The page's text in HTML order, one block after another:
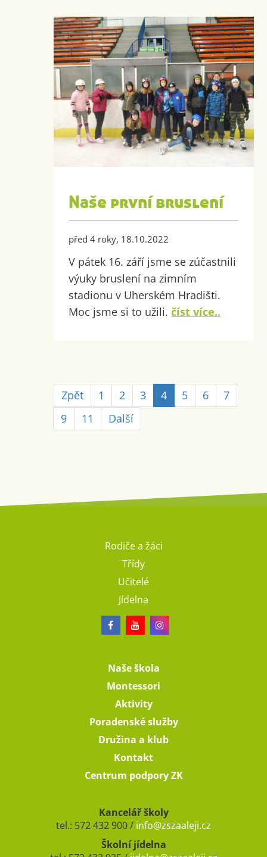
Naše první bruslení
před 4 roky, 18.10.2022
V pátek 16. září jsme se zúčastnili
výuky bruslení na zimním
stadionu v Uherském Hradišti.
Moc jsme si to užili.číst více..
Zpět 1 2 3 4 5 6
7
9
11 Další
Rodiče a žáci
Třídy
Učitelé
Jídelna
Naše škola
Montessori
Aktivity
Poradenské služby
Družina a klub
Kontakt
Centrum podpory ZK
Kancelář školy
tel.: 572 432 900 / info@zszaaleji.cz
Školní jídelna